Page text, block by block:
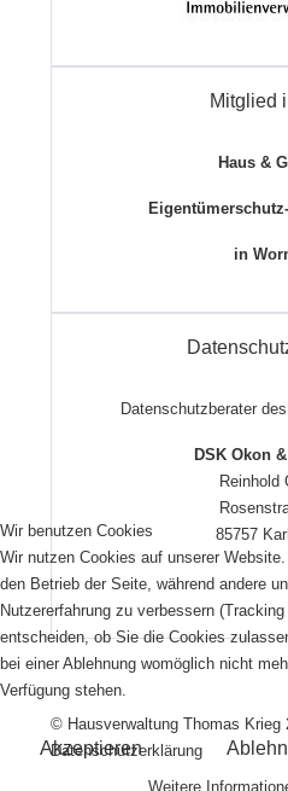
Mitglied
Haus &
in
Datenschutzberater
DSK Okon
Reinhold
85757
© Hausverwaltung Thomas Krieg
Datenschutzerklärung
Wir benutzen Cookies
Wir nutzen Cookies auf unserer
den Betrieb der Seite, während andere
Nutzererfahrung zu verbessern
entscheiden, ob Sie die Cookies
bei einer Ablehnung womöglich nicht
Verfügung stehen.
Akzeptieren
Weitere